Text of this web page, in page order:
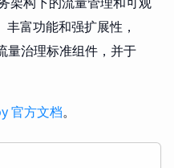
富功能和强扩展性，
量治理标准组件，并于
官方文档。